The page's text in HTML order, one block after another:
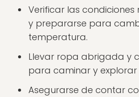
Verificar las
y prepararse para
temperatura.
Llevar ropa abrigada y
para caminar y explorar
Asegurarse de contar